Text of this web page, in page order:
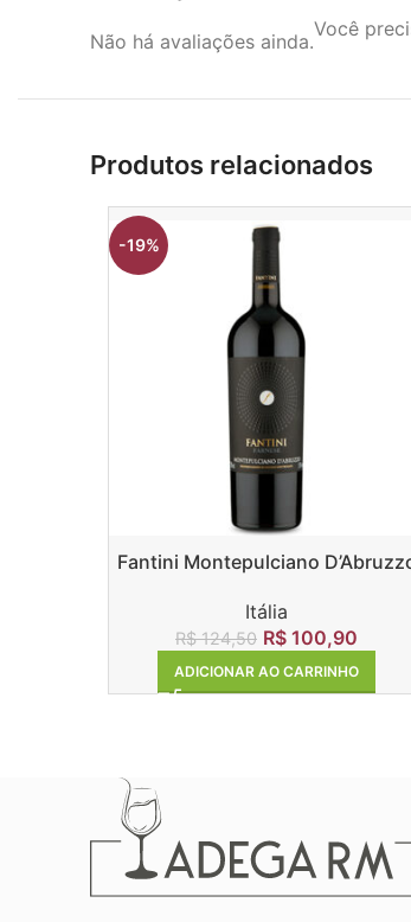
Não há avaliações ainda.
Você
Produtos relacionados
-19%
Fantini Montepulciano
Itália
R$124,50 R$ 100,90
ADICIONAR AO CARRINHO